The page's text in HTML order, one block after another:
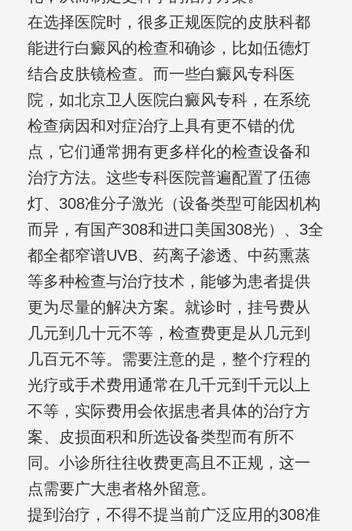
在选择医院时，很多正规医院的皮肤科都
能进行白癜风的检查和确诊，比如伍德灯
结合皮肤镜检查。而一些白癜风专科医
院，如北京卫人医院白癜风专科，在系统
检查病因和对症治疗上具有更不错的优
点，它们通常拥有更多样化的检查设备和
治疗方法。这些专科医院普遍配置了伍德
灯、308准分子激光（设备类型可能因机构
而异，有国产308和进口美国308光）、3全
都全都窄谱UVB、药离子渗透、中药熏蒸
等多种检查与治疗技术，能够为患者提供
更为尽量的解决方案。就诊时，挂号费从
几元到几十元不等，检查费更是从几元到
几百元不等。需要注意的是，整个疗程的
光疗或手术费用通常在几千元到千元以上
不等，实际费用会依据患者具体的治疗方
案、皮损面积和所选设备类型而有所不
同。小诊所往往收费更高且不正规，这一
点需要广大患者格外留意。
提到治疗，不得不提当前广泛应用的308准